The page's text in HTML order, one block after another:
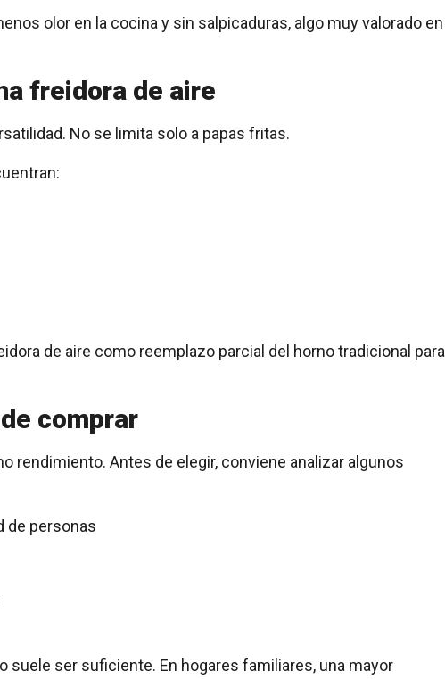
olor en la cocina y sin salpicaduras, algo muy valorado en
freidora de aire
No se limita solo a papas fritas.
de aire como reemplazo parcial del horno tradicional para
comprar
rendimiento. Antes de elegir, conviene analizar algunos
de personas
suele ser suficiente. En hogares familiares, una mayor